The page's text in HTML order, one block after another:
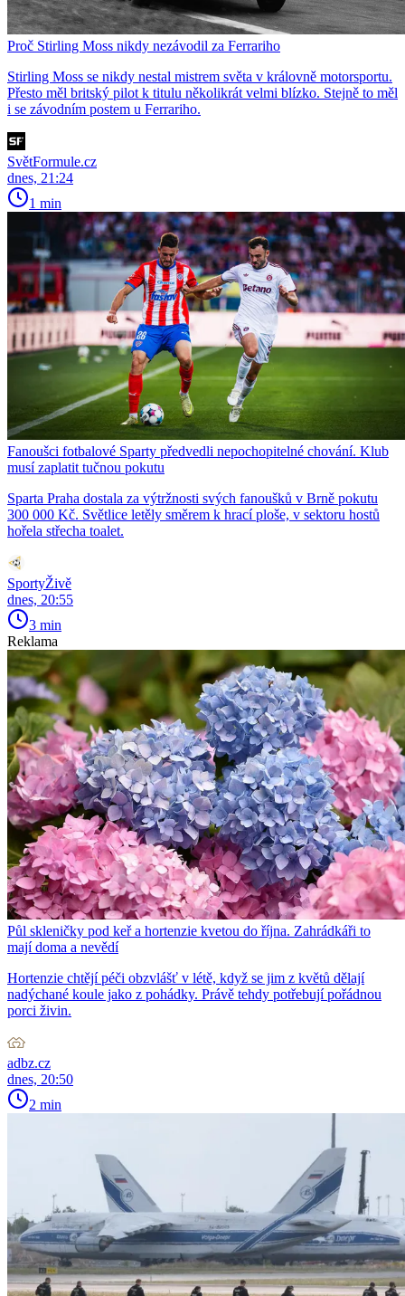
Proč Stirling Moss nikdy nezávodil za Ferrariho
Stirling Moss se nikdy nestal mistrem světa v královně motorsportu.
Přesto měl britský pilot k titulu několikrát velmi blízko. Stejně to měl
i se závodním postem u Ferrariho.
SvětFormule.cz
dnes, 21:24
1 min
Fanoušci fotbalové Sparty předvedli nepochopitelné chování. Klub
musí zaplatit tučnou pokutu
Sparta Praha dostala za výtržnosti svých fanoušků v Brně pokutu
300 000 Kč. Světlice letěly směrem k hrací ploše, v sektoru hostů
hořela střecha toalet.
SportyŽivě
dnes, 20:55
3 min
Reklama
Půl skleničky pod keř a hortenzie kvetou do října. Zahrádkáři to
mají doma a nevědí
Hortenzie chtějí péči obzvlášť v létě, když se jim z květů dělají
nadýchané koule jako z pohádky. Právě tehdy potřebují pořádnou
porci živin.
adbz.cz
dnes, 20:50
2 min